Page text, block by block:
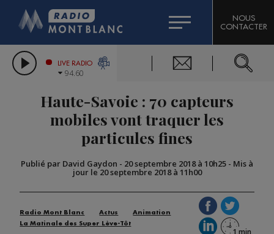
LES CHRONIQUES DE L'EXPERT
CITIZEN MACHINERY
GRAND MASSIF DOMAINES SKIABLES
BIGARD
COMPAGNIE DU MONT-BLANC
NOUS
CONTACTER
LIVE RADIO
94.60
Haute-Savoie : 70 capteurs
mobiles vont traquer les
particules fines
Publié par David Gaydon - 20 septembre 2018 à 10h25 - Mis à
jour le 20 septembre 2018 à 11h00
Radio Mont Blanc Actus
Animation
La Matinale des Super Lève-Tôt